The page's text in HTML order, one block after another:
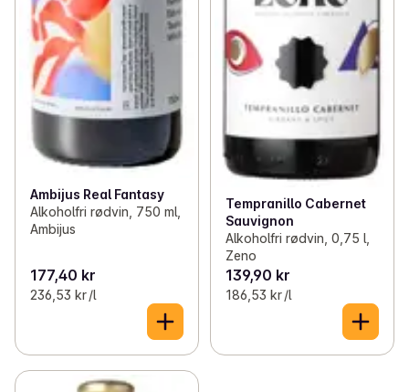
Ambijus Real Fantasy
Alkoholfri rødvin, 750 ml,
Ambijus
177,40 kr
236,53 kr /l
Tempranillo Cabernet
Sauvignon
Alkoholfri rødvin, 0,75 l,
Zeno
139,90 kr
186,53 kr /l